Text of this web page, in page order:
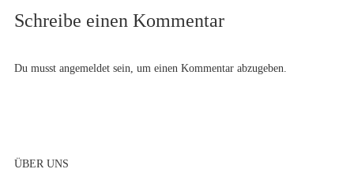
Schreibe einen Kommentar
Du musst angemeldetsein, um einen Kommentar abzugeben.
ÜBER UNS